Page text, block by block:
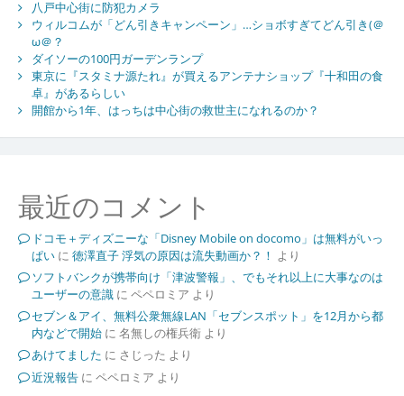
八戸中心街に防犯カメラ
ウィルコムが「どん引きキャンペーン」…ショボすぎてどん引き(＠
ω＠？
ダイソーの100円ガーデンランプ
東京に『スタミナ源たれ』が買えるアンテナショップ『十和田の食
卓』があるらしい
開館から1年、はっちは中心街の救世主になれるのか？
最近のコメント
ドコモ＋ディズニーな「Disney Mobile on docomo」は無料がいっ
ぱいに 徳澤直子 浮気の原因は流失動画か？！ より
ソフトバンクが携帯向け「津波警報」、でもそれ以上に大事なのは
ユーザーの意識に ペペロミア より
セブン＆アイ、無料公衆無線LAN「セブンスポット」を12月から都
内などで開始に 名無しの権兵衛より
あけてました に さじった より
近況報告に ペペロミア より